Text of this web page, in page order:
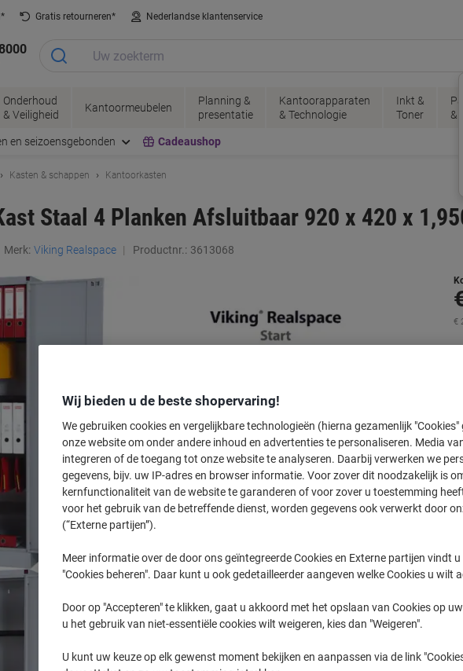
Gratis retourneren* Nederlandse klantenservice
Onderhoud
& Veiligheid
Kantoormeubelen
Planning &
presentatie
Kantoorapparaten
& Technologie
Inkt &
Toner
&
en seizoensgebonden Cadeaushop
Kasten & schappen Kantoorkasten
Staal 4 Planken Afsluitbaar 920 x 420 x
Merk: Viking Realspace Productnr.: 3613068
€
Wij bieden u de beste shopervaring!
We gebruiken cookies en vergelijkbare technologieën (hierna gezamenlijk "Cookies"
onze website om onder andere inhoud en advertenties te personaliseren. Media
integreren of de toegang tot onze website te analyseren. Daarbij verwerken we
gegevens, bijv. uw IP-adres en browser informatie. Voor zover dit noodzakelijk is
kernfunctionaliteit van de website te garanderen of voor zover u toestemming
voor het gebruik van de betreffende dienst, worden gegevens ook verwerkt door
(“Externe partijen”).
Meer informatie over de door ons geïntegreerde Cookies en Externe partijen vindt u
"Cookies beheren". Daar kunt u ook gedetailleerder aangeven welke Cookies u wilt
Door op "Accepteren" te klikken, gaat u akkoord met het opslaan van Cookies op
u het gebruik van niet-essentiële cookies wilt weigeren, kies dan "Weigeren".
U kunt uw keuze op elk gewenst moment bekijken en aanpassen via de link